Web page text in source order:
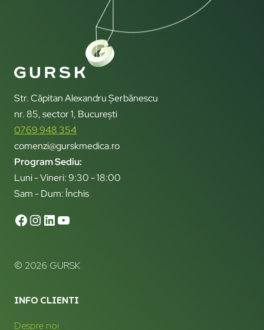
Str. Căpitan Alexandru Șerbănescu
nr. 85, sector 1, București
0769 948 354
comenzi@gurskmedica.ro
Program Sediu:
Luni - Vineri: 9:30 - 18:00
Sam - Dum: Închis
© 2026 GURSK
INFO CLIENTI
Despre noi